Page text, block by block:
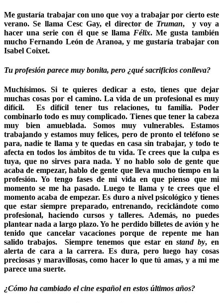
Me gustaría trabajar con uno que voy a trabajar por cierto este
verano. Se llama Cesc Gay, el director de Truman, y voy a
hacer una serie con él que se llama Félix. Me gusta también
mucho Fernando León de Aranoa, y me gustaría trabajar con
Isabel Coixet.
Tu profesión parece muy bonita, pero ¿qué sacrificios conlleva?
Muchísimos. Si te quieres dedicar a esto, tienes que dejar
muchas cosas por el camino. La vida de un profesional es muy
difícil. Es difícil tener tus relaciones, tu familia. Poder
combinarlo todo es muy complicado. Tienes que tener la cabeza
muy bien amueblada. Somos muy vulnerables. Estamos
trabajando y estamos muy felices, pero de pronto el teléfono se
para, nadie te llama y te quedas en casa sin trabajar, y todo te
afecta en todos los ámbitos de tu vida. Te crees que la culpa es
tuya, que no sirves para nada. Y no hablo solo de gente que
acaba de empezar, hablo de gente que lleva mucho tiempo en la
profesión. Yo tengo fases de mi vida en que pienso que mi
momento se me ha pasado. Luego te llama y te crees que el
momento acaba de empezar. Es duro a nivel psicológico y tienes
que estar siempre preparado, entrenando, reciclándote como
profesional, haciendo cursos y talleres. Además, no puedes
plantear nada a largo plazo. Yo he perdido billetes de avión y he
tenido que cancelar vacaciones porque de repente me han
salido trabajos. Siempre tenemos que estar enstand by, en
alerta de cara a la carrera. Es dura, pero luego hay cosas
preciosas y maravillosas, como hacer lo que tú amas, y a mi me
parece una suerte.
¿Cómo ha cambiado el cine español en estos últimos años?